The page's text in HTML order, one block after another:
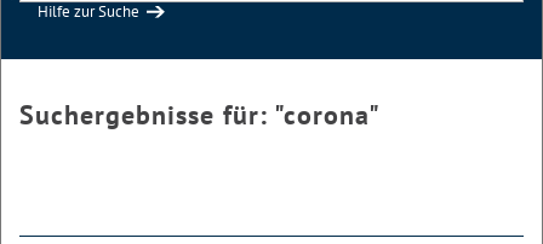
Hilfe zur Suche
Suchergebnisse für: "corona"